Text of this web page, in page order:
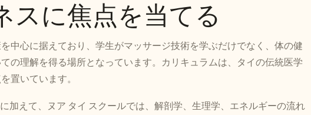
スに焦点を当てる
中心に据えており、学生がマッサージ技術を学ぶだけでなく、体の健
の理解を得る場所となっています。カリキュラムは、タイの伝統医学
置いています。
加えて、ヌア タイ スクールでは、解剖学、生理学、エネルギーの流れ